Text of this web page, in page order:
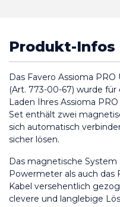
Produkt-Infos
Das Favero Assioma
(Art. 773-00-67) wurde
Laden Ihres Assioma
Set enthält zwei
sich automatisch
sicher lösen.
Das magnetische
Powermeter als auch das
Kabel versehentlich
clevere und langlebige